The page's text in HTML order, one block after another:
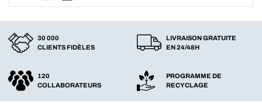
30 000
CLIENTS FIDÈLES
LIVRAISON GRATUITE
EN 24/48H
120
COLLABORATEURS
PROGRAMME DE
RECYCLAGE